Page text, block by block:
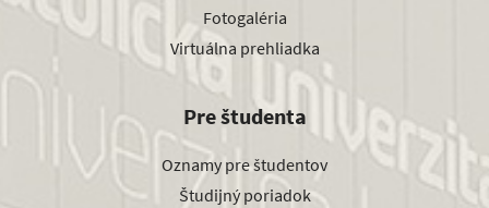
Fotogaléria
Virtuálna prehliadka
Pre študenta
Oznamy pre študentov
Študijný poriadok